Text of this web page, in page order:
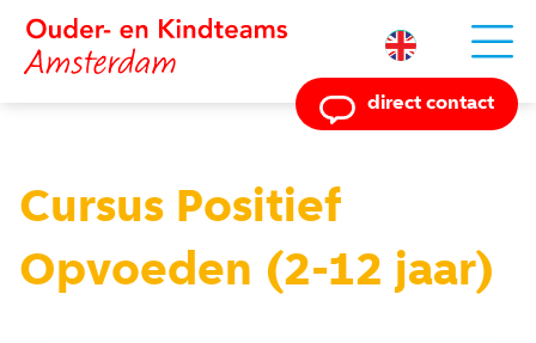
Powered by
direct contact
Cursus Positief
Opvoeden (2-12 jaar)